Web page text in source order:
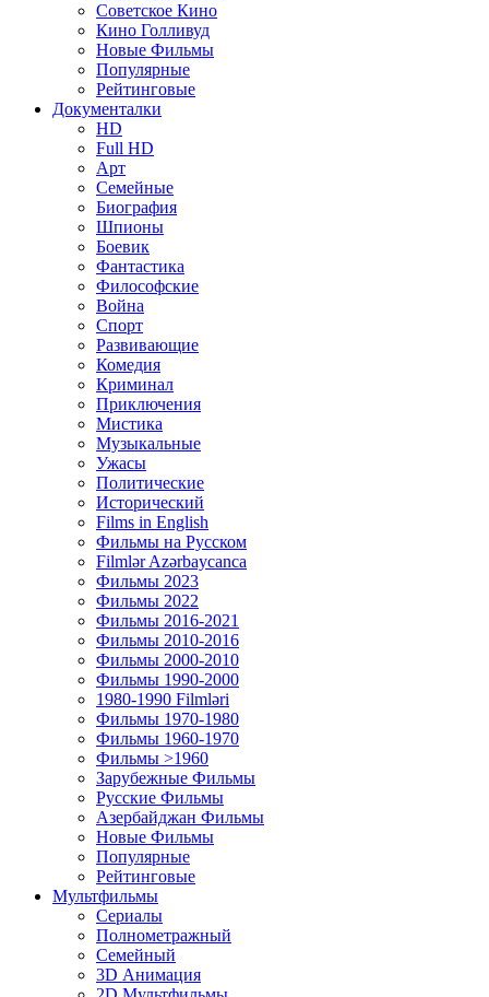
Советское Кино
Кино Голливуд
Новые Фильмы
Популярные
Рейтинговые
Документалки
HD
Full HD
Арт
Семейные
Биография
Шпионы
Боевик
Фантастика
Философские
Война
Спорт
Развивающие
Комедия
Криминал
Приключения
Мистика
Музыкальные
Ужасы
Политические
Исторический
Films in English
Фильмы на Русском
Filmlər Azərbaycanca
Фильмы 2023
Фильмы 2022
Фильмы 2016-2021
Фильмы 2010-2016
Фильмы 2000-2010
Фильмы 1990-2000
1980-1990 Filmləri
Фильмы 1970-1980
Фильмы 1960-1970
Фильмы >1960
Зарубежные Фильмы
Русские Фильмы
Азербайджан Фильмы
Новые Фильмы
Популярные
Рейтинговые
Мультфильмы
Сериалы
Полнометражный
Семейный
3D Анимация